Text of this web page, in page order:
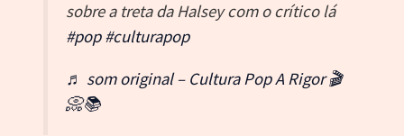
sobre a treta da Halsey com o crítico lá
#pop #culturapop
♬ som original – Cultura Pop A Rigor 🎬
📀📚